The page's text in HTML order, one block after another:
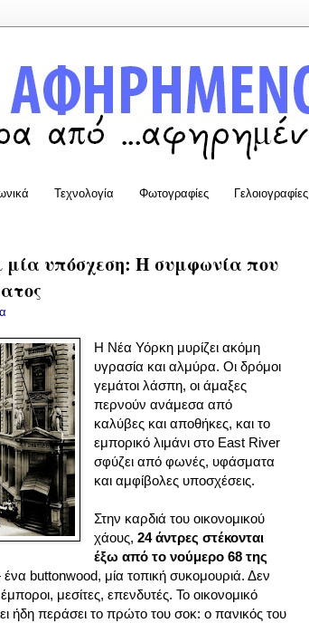
Τεχνολογία Φωτογραφίες Γελοιογραφίες
μία υπόσχεση: Η συμφωνία που
Η Νέα Υόρκη μυρίζει ακόμη
υγρασία και αλμύρα. Οι δρόμοι
γεμάτοι λάσπη, οι άμαξες
περνούν ανάμεσα από
καλύβες και αποθήκες, και το
εμπορικό λιμάνι στο East River
σφύζει από φωνές, υφάσματα
και αμφίβολες υποσχέσεις.
Στην καρδιά του οικονομικού
χάους,24 άντρες στέκονται
έξω από το νούμερο 68 της
buttonwood, μία τοπική συκομουριά. Δεν
μεσίτες, επενδυτές. Το οικονομικό
ήδη περάσει το πρώτο του σοκ: ο πανικός του